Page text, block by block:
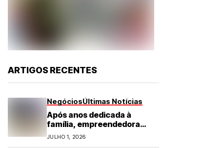
ARTIGOS RECENTES
NegóciosÚltimas Notícias
Após anos dedicada à
família, empreendedora
transforma franquia de
turismo em negócio de
JULHO 1, 2026